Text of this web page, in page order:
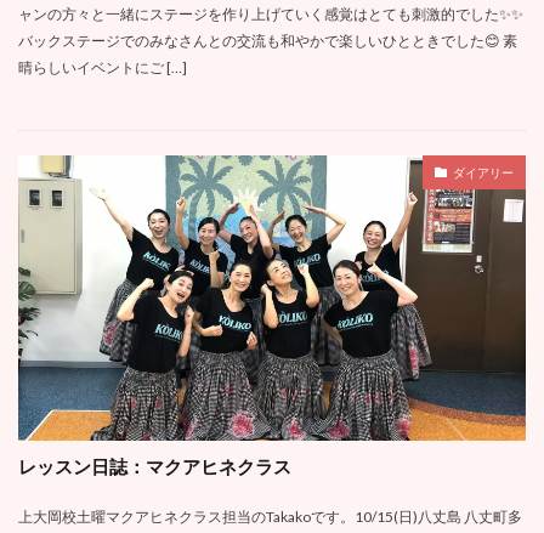
ャンの方々と一緒にステージを作り上げていく感覚はとても刺激的でした✨✨
バックステージでのみなさんとの交流も和やかで楽しいひとときでした😊 素
晴らしいイベントにご […]
ダイアリー
レッスン日誌：マクアヒネクラス
上大岡校土曜マクアヒネクラス担当のTakakoです。10/15(日)八丈島 八丈町多